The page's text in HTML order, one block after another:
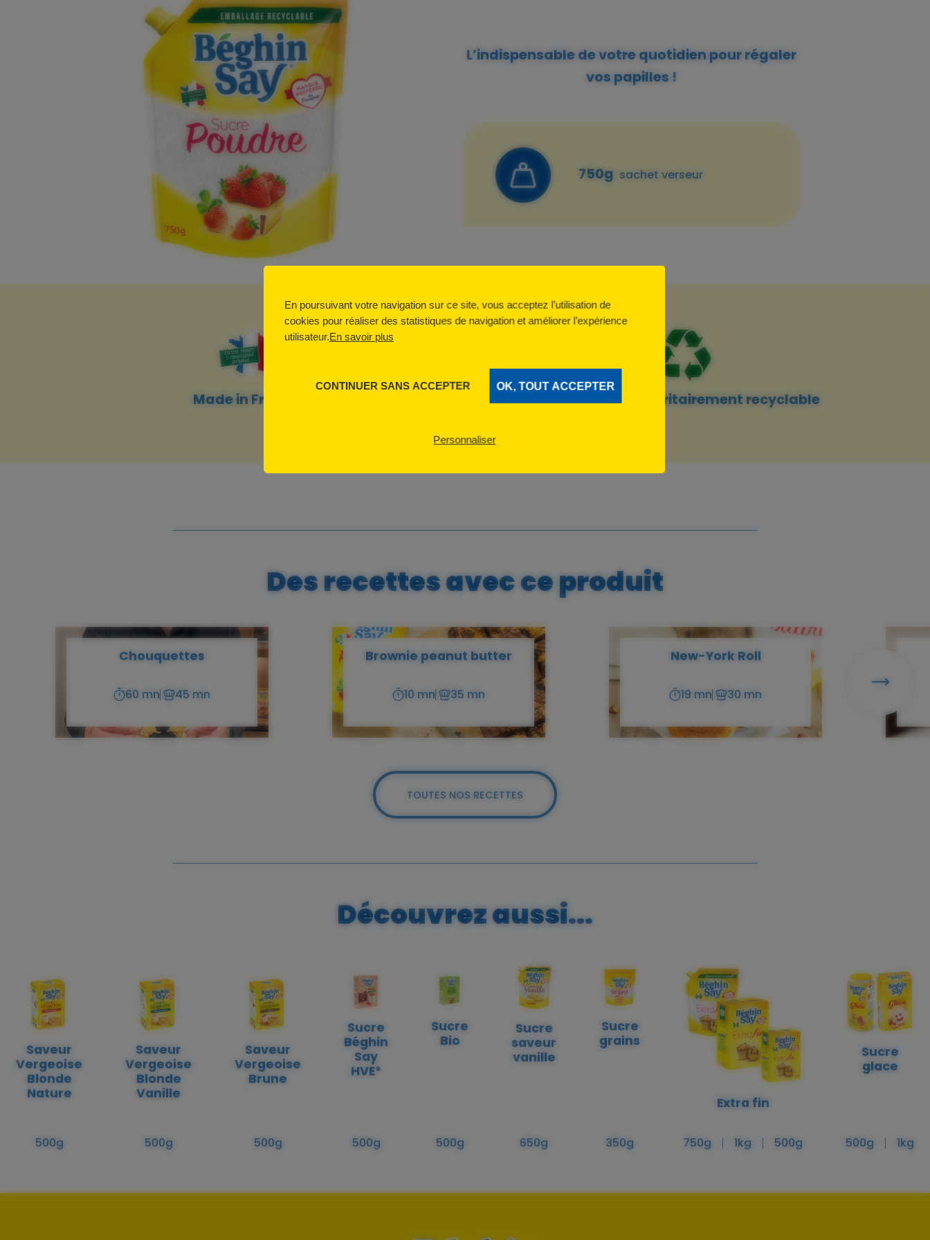
L’indispensable de votre quotidien pour régaler
vos papilles !
750g sachet verseur
Made in France Emballage majoritairement recyclable
Des recettes avec ce produit
Chouquettes
Temps
préparation
60 mnTemps
cuisson
45 mn
Brownie peanut butter
Temps
préparation
10 mnTemps
cuisson
35 mn
New-York Roll
Temps
préparation
19 mnTemps
cuisson
30 mn Suivant
TOUTES NOS RECETTES
Découvrez aussi...
Saveur
Vergeoise
Blonde
Nature
500g
Saveur
Vergeoise
Blonde
Vanille
500g
Saveur
Vergeoise
Brune
500g
Sucre
Béghin
Say
HVE*
500g
Sucre
Bio
500g
Sucre
saveur
vanille
650g
Sucre
grains
350g
Extra fin
750g 1kg 500g
Sucre
glace
500g 1kg
En poursuivant votre navigation sur ce site, vous acceptez l’utilisation de
cookies pour réaliser des statistiques de navigation et améliorer l’expérience
utilisateur.En savoir plus
OK, TOUT ACCEPTER
CONTINUER SANS ACCEPTER
Personnaliser